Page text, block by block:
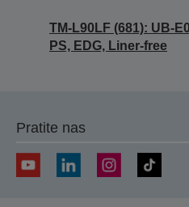
TM-L90LF (681): UB-
PS, EDG, Liner-free
Pratite nas